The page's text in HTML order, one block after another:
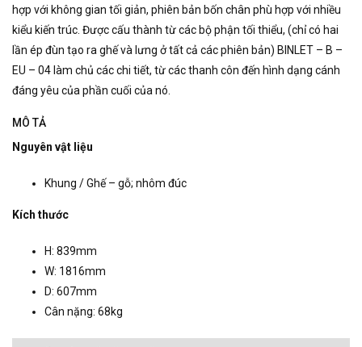
hợp với không gian tối giản, phiên bản bốn chân phù hợp với nhiều
kiểu kiến ​​trúc. Được cấu thành từ các bộ phận tối thiểu, (chỉ có hai
lần ép đùn tạo ra ghế và lưng ở tất cả các phiên bản) BINLET – B –
EU – 04 làm chủ các chi tiết, từ các thanh côn đến hình dạng cánh
đáng yêu của phần cuối của nó.
MÔ TẢ
Nguyên vật liệu
Khung / Ghế – gỗ; nhôm đúc
Kích thước
H: 839mm
W: 1816mm
D: 607mm
Cân nặng: 68kg